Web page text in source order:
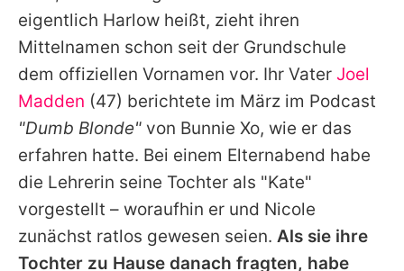
eigentlich Harlow heißt, zieht ihren
Mittelnamen schon seit der Grundschule
dem offiziellen Vornamen vor. Ihr Vater Joel
Madden (47) berichtete im März im Podcast
"Dumb Blonde" von Bunnie Xo, wie er das
erfahren hatte. Bei einem Elternabend habe
die Lehrerin seine Tochter als "Kate"
vorgestellt – woraufhin er und Nicole
zunächst ratlos gewesen seien. Als sie ihre
Tochter zu Hause danach fragten, habe